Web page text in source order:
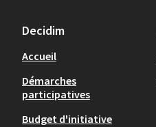
Decidim
Accueil
Démarches
participatives
Budget d'initiative